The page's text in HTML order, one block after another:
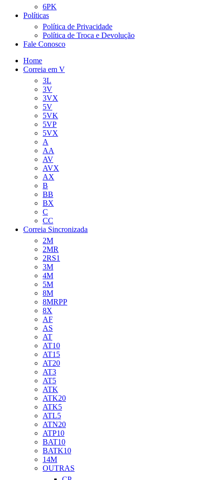
6PK
Políticas
Política de Privacidade
Política de Troca e Devolução
Fale Conosco
Home
Correia em V
3L
3V
3VX
5V
5VK
5VP
5VX
A
AA
AV
AVX
AX
B
BB
BX
C
CC
Correia Sincronizada
2M
2MR
2RS1
3M
4M
5M
8M
8MRPP
8X
AF
AS
AT
AT10
AT15
AT20
AT3
AT5
ATK
ATK20
ATK5
ATL5
ATN20
ATP10
BAT10
BATK10
14M
OUTRAS